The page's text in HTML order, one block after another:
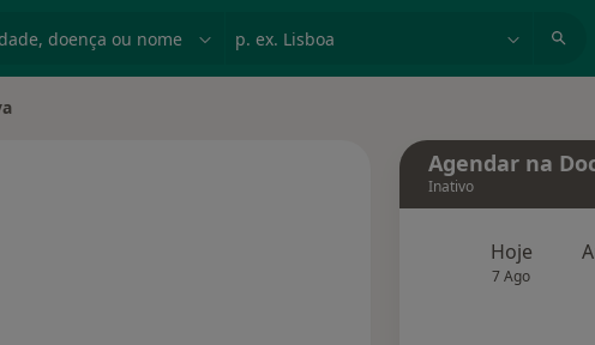
Agendar na
Inativo
Hoje
7 Ago